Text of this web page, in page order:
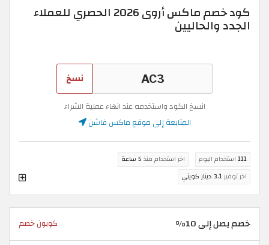
كود خصم ماكس أروى 2026 الحصري للعملاء
الجدد والحاليين
نسخ
انسخ الكود واستخدمه عند انهاء عملية الشراء
المتابعة إلى موقع ماكس فاشن
111 استخدام اليوم اخر استخدام منذ 5 ساعة
اخر توفير3.1 دينار كويتي
خصم يصل إلى 10% كوبون خصم